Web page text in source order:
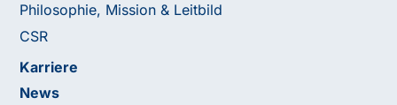
Philosophie, Mission & Leitbild
CSR
Karriere
News